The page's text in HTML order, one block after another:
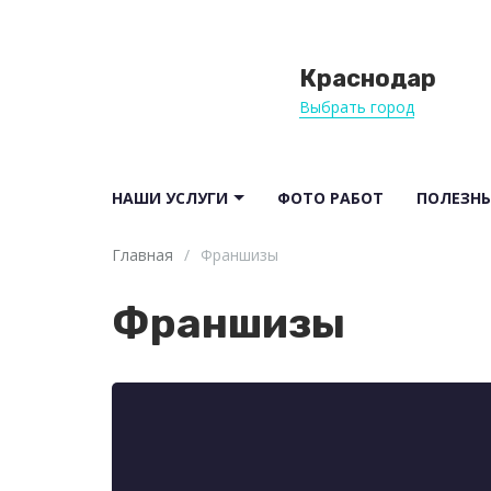
Краснодар
Выбрать город
НАШИ УСЛУГИ ФОТО РАБОТ
Главная / Франшизы
Франшизы